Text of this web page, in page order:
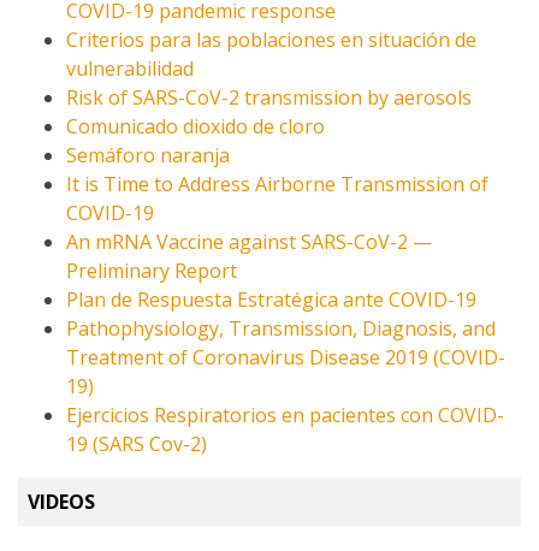
COVID-19 pandemic response
Criterios para las poblaciones en situación de
vulnerabilidad
Risk of SARS-CoV-2 transmission by aerosols
Comunicado dioxido de cloro
Semáforo naranja
It is Time to Address Airborne Transmission of
COVID-19
An mRNA Vaccine against SARS-CoV-2 —
Preliminary Report
Plan de Respuesta Estratégica ante COVID-19
Pathophysiology, Transmission, Diagnosis, and
Treatment of Coronavirus Disease 2019 (COVID-
19)
Ejercicios Respiratorios en pacientes con COVID-
19 (SARS Cov-2)
VIDEOS